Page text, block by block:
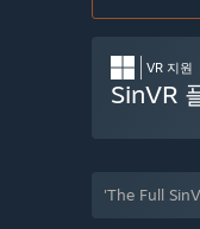
VR 지원
SinVR
'The Full